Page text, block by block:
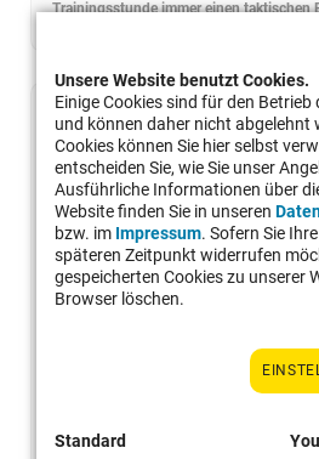
Trainingsstunde immer einen taktischen
Sicheres Spiel mit dem Ziel den Ball
der Gegner (Geduld, Konzentration
Platziertes Spiel mit dem Ziel den
Offensives – und angreifendes Spiel
aufzubauen und den Ball druckvoll
Fehlern zu zwingen
Unsere Website benutzt Cookies.
Einige Cookies sind für den
und können daher nicht abgelehnt
Cookies können Sie hier selbst
entscheiden Sie, wie Sie unser
Ausführliche Informationen über
Website finden Sie in unseren
bzw. im Impressum. Sofern Sie
späteren Zeitpunkt widerrufen
gespeicherten Cookies zu unserer
Browser löschen.
Standard